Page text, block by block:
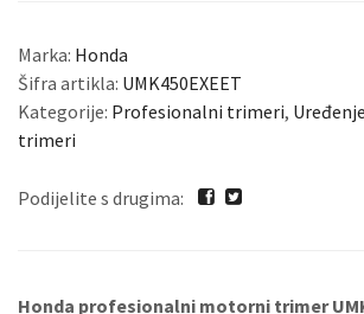
Marka: Honda
Šifra artikla: UMK450EXEET
Kategorije: Profesionalni trimeri,
trimeri
Podijelite s drugima:
Honda profesionalni motorni trimer UMK